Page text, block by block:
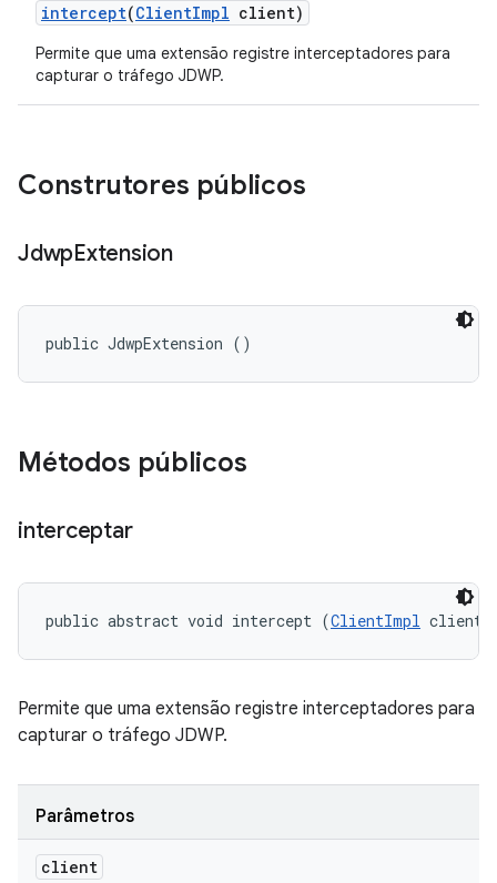
intercept(ClientImpl client)
Permite que uma extensão registre interceptadores para
capturar o tráfego JDWP.
Construtores públicos
JdwpExtension
public JdwpExtension ()
Métodos públicos
interceptar
public abstract void intercept (ClientImpl client)
Permite que uma extensão registre interceptadores para
capturar o tráfego JDWP.
Parâmetros
client